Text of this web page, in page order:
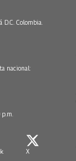
D.C. Colombia.
nacional:
X